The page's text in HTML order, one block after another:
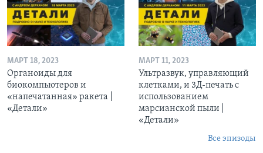
МАРТ 18, 2023
Органоиды для
биокомпьютеров и
«напечатанная» ракета |
«Детали»
МАРТ 11, 2023
Ультразвук, управляющий
клетками, и 3Д-печать c
использованием
марсианской пыли |
«Детали»
Все эпизоды